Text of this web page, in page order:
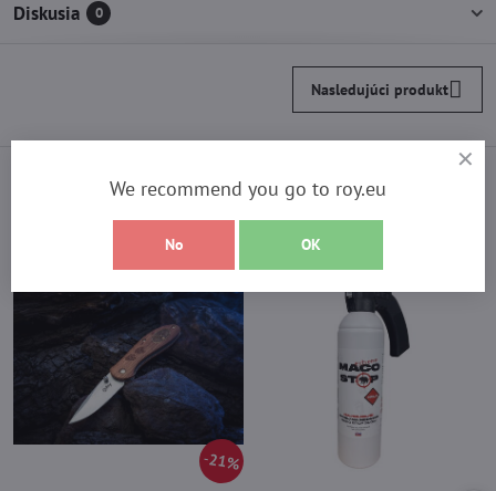
Diskusia 0
Nasledujúci produkt
Vyberte si z najpredávanejších
produktov
21%
We recommend you go to roy.eu
No OK